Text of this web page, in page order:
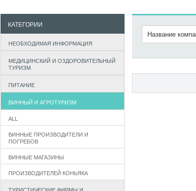
КАТЕГОРИИ
НЕОБХОДИМАЯ ИНФОРМАЦИЯ
МЕДИЦИНСКИЙ И ОЗДОРОВИТЕЛЬНЫЙ
ТУРИЗМ
ПИТАНИЕ
ВИННЫЙ И АГРОТУРИЗМ
ALL
ВИННЫЕ ПРОИЗВОДИТЕЛИ И
ПОГРЕБОВ
ВИННЫЕ МАГАЗИНЫ
ПРОИЗВОДИТЕЛЕЙ КОНЬЯКА